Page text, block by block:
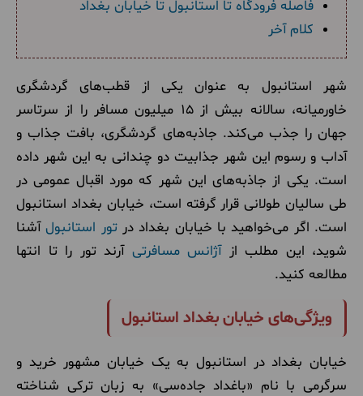
فاصله فرودگاه تا استانبول تا خیابان بغداد
کلام آخر
شهر استانبول به عنوان یکی از قطب‌های گردشگری
خاورمیانه، سالانه بیش از ۱۵ میلیون مسافر را از سرتاسر
جهان را جذب می‌کند. جاذبه‌های گردشگری، بافت جذاب و
آداب و رسوم این شهر جذابیت دو چندانی به این شهر داده
است. یکی از جاذبه‌های این شهر که مورد اقبال عمومی در
طی سالیان طولانی قرار گرفته است، خیابان بغداد استانبول
است. اگر می‌خواهید با خیابان بغداد درتور استانبول آشنا
شوید، این مطلب ازآژانس مسافرتی آرند تور را تا انتها
مطالعه کنید.
ویژگی‌های خیابان بغداد استانبول
خیابان بغداد در استانبول به یک خیابان مشهور خرید و
سرگرمی با نام «باغداد جاده‌سی» به زبان ترکی شناخته